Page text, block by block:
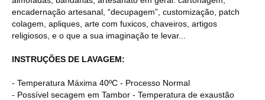
encadernação artesanal, “decupagem”, customização, patch
colagem, apliques, arte com fuxicos, chaveiros, artigos
religiosos, e o que a sua imaginação te levar...
INSTRUÇÕES DE LAVAGEM:
- Temperatura Máxima 40ºC - Processo Normal
- Possível secagem em Tambor - Temperatura de exaustão